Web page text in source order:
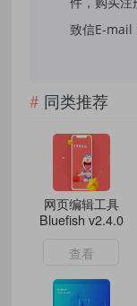
致信E-
同类推荐
网页编辑工具
Bluefish v2.4.0
查看